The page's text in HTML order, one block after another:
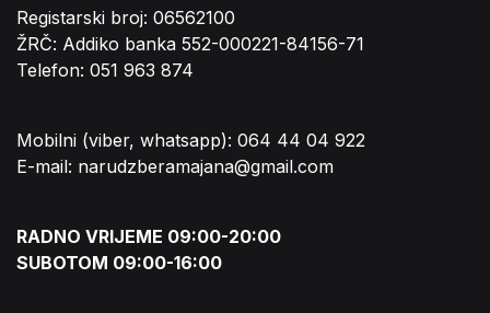
Registarski broj: 06562100
ŽRČ: Addiko banka 552-000221-84156-71
Telefon: 051 963 874
Mobilni (viber, whatsapp): 064 44 04 922
E-mail: narudzberamajana@gmail.com
RADNO VRIJEME 09:00-20:00
SUBOTOM 09:00-16:00